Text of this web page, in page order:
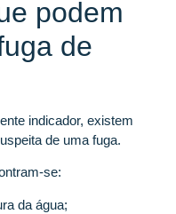
podem
de
indicador, existem
de uma fuga.
se:
da água;